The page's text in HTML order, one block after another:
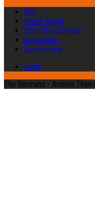
Abo
Früher Vogel
Über The Germanz
Impressum
Datenschutz
Login
The Germanz - Andere